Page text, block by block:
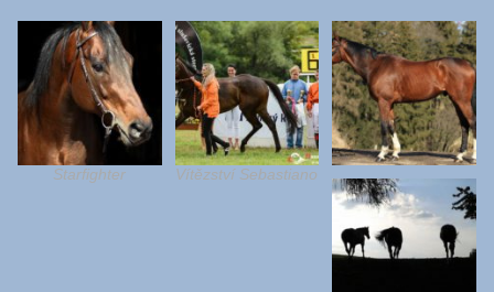
Starfighter Vítězství Sebastiano